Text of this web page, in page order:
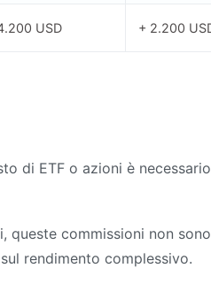
USD + 2.200
di ETF o azioni è necessario
queste commissioni non
rendimento complessivo.